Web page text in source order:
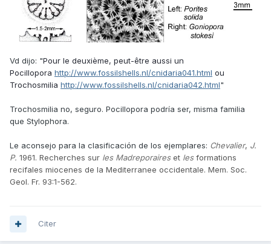
Vd dijo: "Pour le deuxième, peut-être aussi un
Pocillopora http://www.fossilshells.nl/cnidaria041.html ou
Trochosmilia http://www.fossilshells.nl/cnidaria042.html"
Trochosmilia no, seguro. Pocillopora podría ser, misma familia
que Stylophora.
Le aconsejo para la clasificación de los ejemplares: Chevalier, J.
P. 1961. Recherches sur les Madreporaires et les formations
recifales miocenes de la Mediterranee occidentale. Mem. Soc.
Geol. Fr. 93:1-562.
Citer